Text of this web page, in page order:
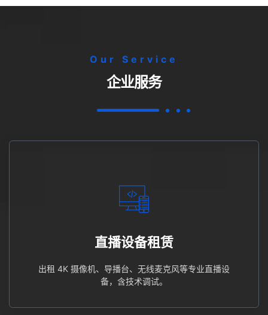
Our Service
企业服务
直播设备租赁
出租 4K 摄像机、导播台、无线麦克风等专业直播设
备，含技术调试。
含技术调试。